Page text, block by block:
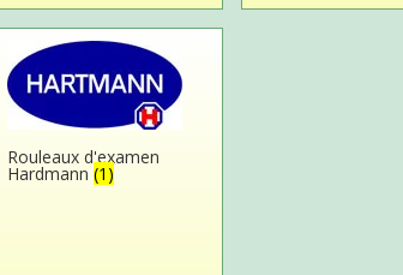
Rouleaux d'examen
Hardmann (1)